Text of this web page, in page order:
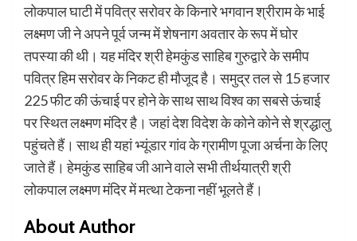
लोकपाल घाटी में पवित्र सरोवर के किनारे भगवान श्रीराम के भाई
लक्ष्मण जी ने अपने पूर्व जन्म में शेषनाग अवतार के रूप में घोर
तपस्या की थी। यह मंदिर श्री हेमकुंड साहिब गुरुद्वारे के समीप
पवित्र हिम सरोवर के निकट ही मौजूद है। समुद्र तल से 15 हजार
225 फीट की ऊंचाई पर होने के साथ साथ विश्व का सबसे ऊंचाई
पर स्थित लक्ष्मण मंदिर है। जहां देश विदेश के कोने कोने से श्रद्धालु
पहुंचते हैं। साथ ही यहां भ्यूंडार गांव के ग्रामीण पूजा अर्चना के लिए
जाते हैं। हेमकुंड साहिब जी आने वाले सभी तीर्थयात्री श्री
लोकपाल लक्ष्मण मंदिर में मत्था टेकना नहीं भूलते हैं।
About Author